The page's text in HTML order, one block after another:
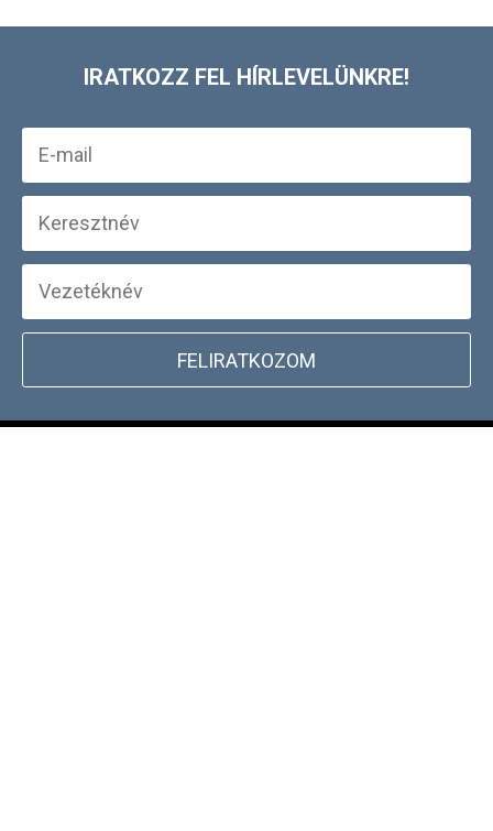
IRATKOZZ FEL HÍRLEVELÜNKRE!
FELIRATKOZOM